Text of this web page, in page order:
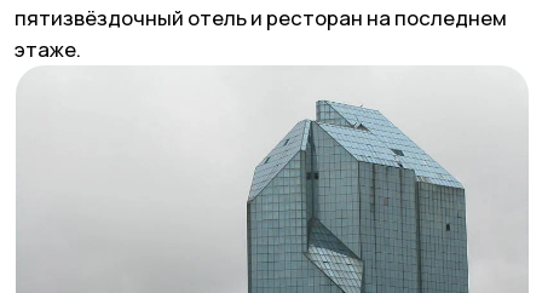
Зуб. Фото: Яндекс Карты
Здание, в котором прежде размещался
Московский императорский почтамт, было
ЗДАНИЕ ЗАБРОШЕННОГО